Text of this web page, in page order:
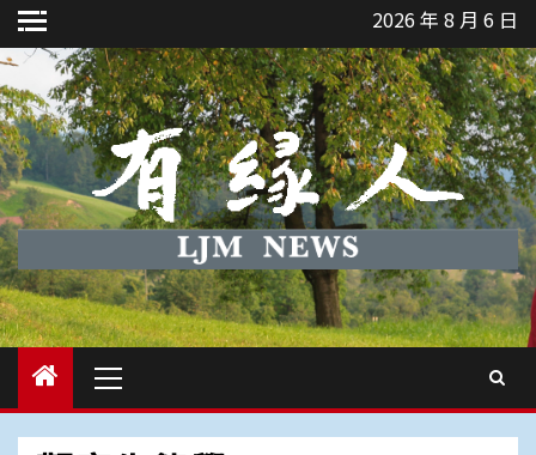
Skip
to
content
2026 年 8 月 6 日
Menu